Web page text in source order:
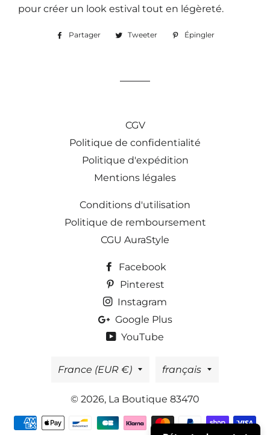
pour créer un look estival tout en légèreté.
Partager
PartagerTweeter
TweeterÉpingler
CGV
Politique de confidentialité
Politique d'expédition
Mentions légales
Conditions d'utilisation
Politique de remboursement
CGU AuraStyle
Facebook
Pinterest
Instagram
Google Plus
YouTube
Pays/région
France (EUR €) Langue
français
© 2026, La Boutique 83470
Moyens